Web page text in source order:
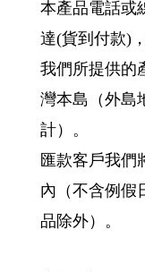
本產品電話或
達(貨到付款)
我們所提供的
灣本島（外島
計）。
匯款客戶我們
內（不含例假
品除外）。